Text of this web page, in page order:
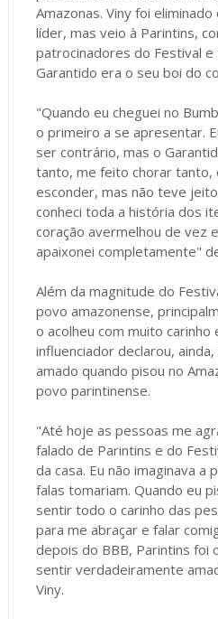
Amazonas. Viny foi
líder, mas veio à Parintins,
patrocinadores do Festival
Garantido era o seu boi do
"Quando eu cheguei no
o primeiro a se apresentar.
ser contrário, mas o
tanto, me feito chorar tanto,
esconder, mas não teve
conheci toda a história dos
coração avermelhou de vez
apaixonei completamente"
Além da magnitude do
povo amazonense,
o acolheu com muito
influenciador declarou,
amado quando pisou no
povo parintinense.
"Até hoje as pessoas me
falado de Parintins e do
da casa. Eu não imaginava a
falas tomariam. Quando eu
sentir todo o carinho das
para me abraçar e falar
depois do BBB, Parintins foi
sentir verdadeiramente
Viny.